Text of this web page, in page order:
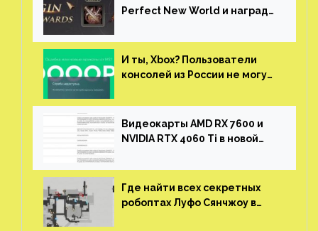
Perfect New World и награды
И ты, Xbox? Пользователи
консолей из России не могут
Видеокарты AMD RX 7600 и
NVIDIA RTX 4060 Ti в новой
Где найти всех секретных
робоптах Луфо Сянчжоу в